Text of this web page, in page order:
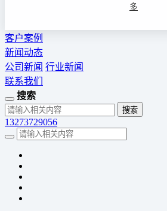
多
客户案例
新闻动态
公司新闻 行业新闻
联系我们
搜索
13273729056